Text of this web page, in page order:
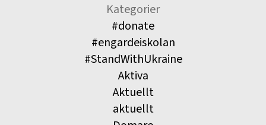
Kategorier
#donate
#engardeiskolan
#StandWithUkraine
Aktiva
Aktuellt
aktuellt